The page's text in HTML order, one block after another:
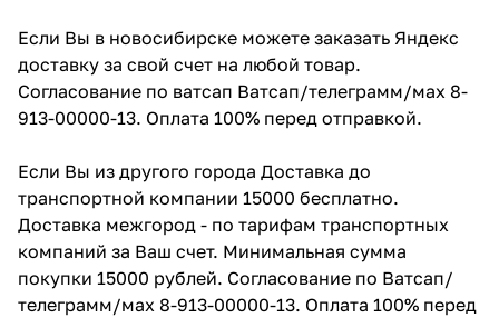
Если Вы в новосибирске можете заказать Яндекс
доставку за свой счет на любой товар.
Согласование по ватсап Ватсап/телеграмм/мах 8-
913-00000-13. Оплата 100% перед отправкой.
Если Вы из другого города Доставка до
транспортной компании 15000 бесплатно.
Доставка межгород - по тарифам транспортных
компаний за Ваш счет. Минимальная сумма
покупки 15000 рублей. Согласование по Ватсап/
телеграмм/мах 8-913-00000-13. Оплата 100% перед